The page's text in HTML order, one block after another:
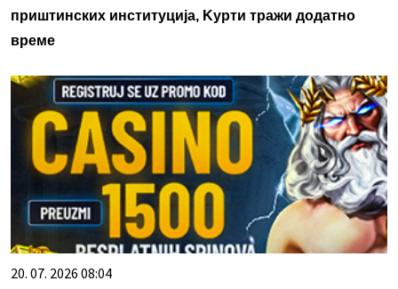
приштинских институција, Kурти тражи додатно
време
20. 07. 2026 08:04